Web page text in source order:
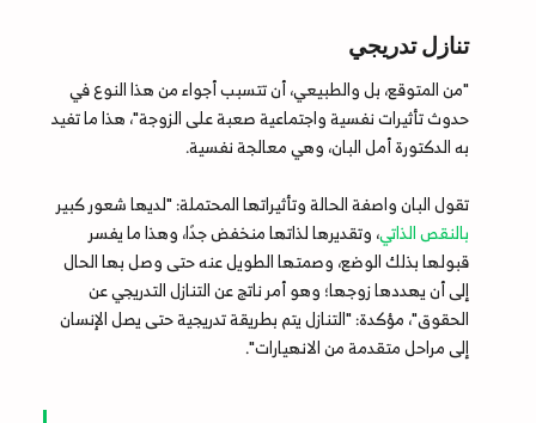
تنازل تدريجي
"من المتوقع، بل والطبيعي، أن تتسبب أجواء من هذا النوع في
حدوث تأثيرات نفسية واجتماعية صعبة على الزوجة"، هذا ما تفيد
به الدكتورة أمل البان، وهي معالجة نفسية.
تقول البان واصفة الحالة وتأثيراتها المحتملة: "لديها شعور كبير
بالنقص الذاتي، وتقديرها لذاتها منخفض جدًا، وهذا ما يفسر
قبولها بذلك الوضع، وصمتها الطويل عنه حتى وصل بها الحال
إلى أن يهددها زوجها؛ وهو أمر ناتج عن التنازل التدريجي عن
الحقوق"، مؤكدة: "التنازل يتم بطريقة تدريجية حتى يصل الإنسان
إلى مراحل متقدمة من الانهيارات".